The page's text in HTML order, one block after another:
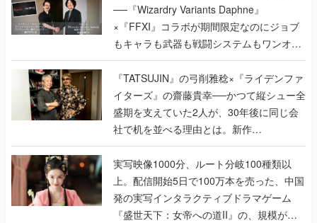
──『Wizardry Variants Daphne』
×『FFXI』コラボが期間限定なのにジョブ
もキャラも武器も戦闘システムもワンオフ
で作り込まれた理由を両ディレクターに聞
く
『TATSUJIN』の弓削雅稔×『ライデンファ
イターズ』の齋藤貴幸──かつて縦シュー全
盛期を支えていた2人が、30年後に同じ会
社で机を並べる理由とは。新作
『TATSUJIN EXTREME』で初タッグを組
んだレジェンド2人に訊く開発秘話
実写映像1000分、ルート分岐100種類以
上。配信開始5日で100万本を売った、中国
発の実写インタラクティブドラマゲーム
『盛世天下：女帝への道II』の、規模が違